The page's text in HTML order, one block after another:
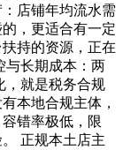
店铺年均流水需
，更适合有一定
持的资源，正在
与长期成本：两
，就是税务合规
本地合规主体，
错率极低，限
正规本土店主